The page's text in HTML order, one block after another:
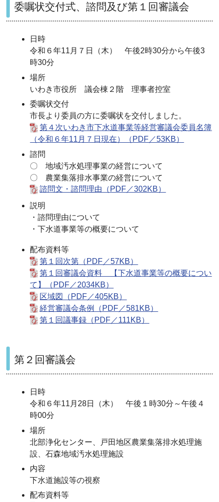
委嘱状交付式、諮問及び第１回審議会
日時
令和６年11月７日（木） 午後2時30分から午後3
時30分
場所
いわき市役所 議会棟２階 理事者控室
委嘱状交付
市長より委員の方に委嘱状を交付しました。
第４次いわき市下水道事業等経営審議会委員名簿
（令和６年11月７日現在）（PDF／53KB）
諮問
〇 地域汚水処理事業の経営について
〇 農業集落排水事業の経営について
諮問文・諮問理由（PDF／302KB）
説明
・諮問理由について
・下水道事業等の概要について
配布資料等
第１回次第（PDF／57KB）
第１回審議会資料 【下水道事業等の概要につい
て】（PDF／2034KB）
区域図（PDF／405KB）
経営審議会条例（PDF／581KB）
第１回議事録（PDF／111KB）
第２回審議会
日時
令和６年11月28日（木） 午後１時30分～午後４
時00分
場所
北部浄化センター、戸田地区農業集落排水処理施
設、石森地域汚水処理施設
内容
下水道施設等の視察
配布資料等